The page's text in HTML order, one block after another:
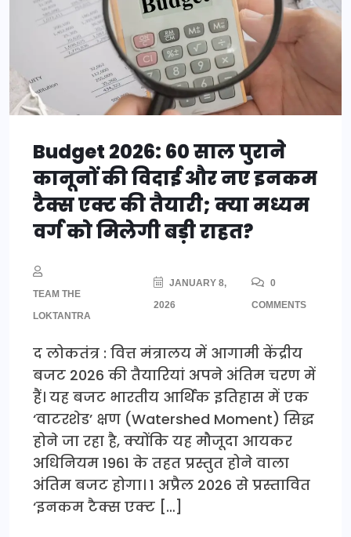
Budget 2026: 60 साल पुराने
कानूनों की विदाई और नए इनकम
टैक्स एक्ट की तैयारी; क्या मध्यम
वर्ग को मिलेगी बड़ी राहत?
TEAM THE
LOKTANTRA
JANUARY 8,
2026
0
COMMENTS
द लोकतंत्र : वित्त मंत्रालय में आगामी केंद्रीय
बजट 2026 की तैयारियां अपने अंतिम चरण में
हैं। यह बजट भारतीय आर्थिक इतिहास में एक
‘वाटरशेड’ क्षण (Watershed Moment) सिद्ध
होने जा रहा है, क्योंकि यह मौजूदा आयकर
अधिनियम 1961 के तहत प्रस्तुत होने वाला
अंतिम बजट होगा। 1 अप्रैल 2026 से प्रस्तावित
‘इनकम टैक्स एक्ट […]